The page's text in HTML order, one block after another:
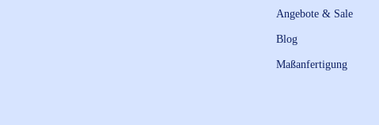
Angebote & Sale
Blog
Maßanfertigung